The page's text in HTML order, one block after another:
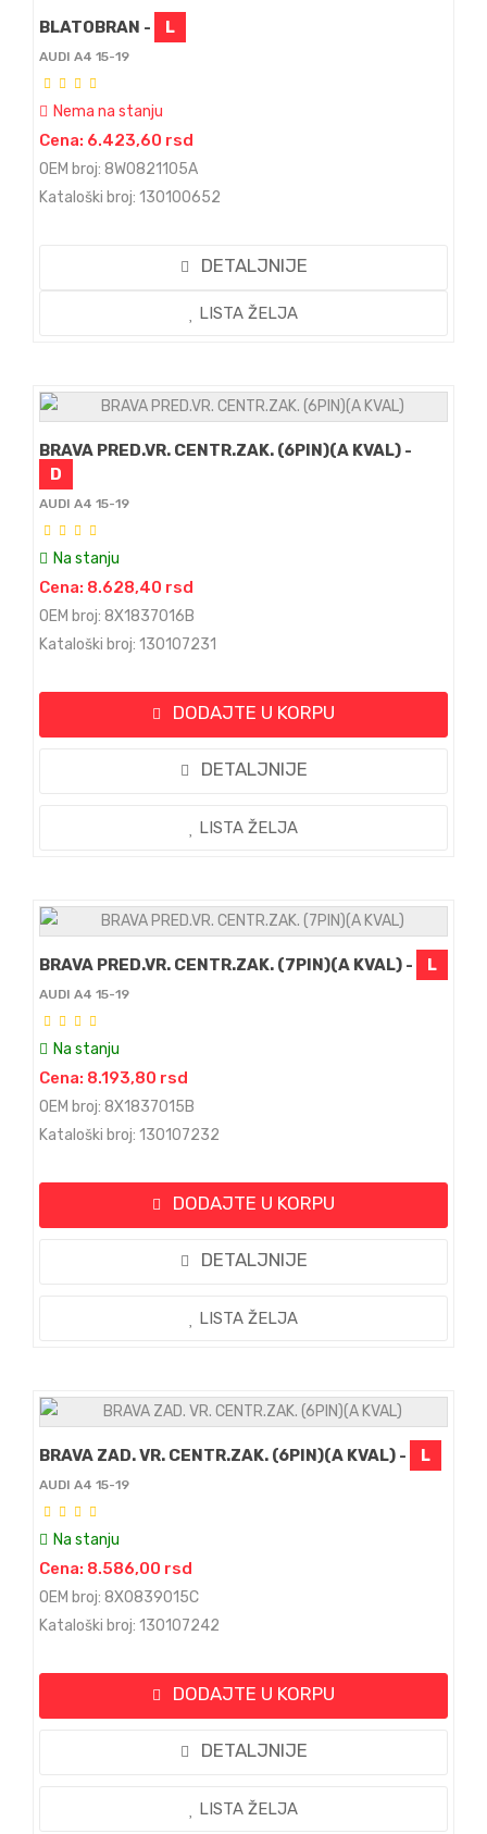
BLATOBRAN - L
AUDI A4 15-19
Nema na stanju
Cena: 6.423,60 rsd
OEM broj: 8W0821105A
Kataloški broj: 130100652
DETALJNIJE
LISTA ŽELJA
BRAVA PRED.VR. CENTR.ZAK. (6PIN)(A KVAL) -
D
AUDI A4 15-19
Na stanju
Cena: 8.628,40 rsd
OEM broj: 8X1837016B
Kataloški broj: 130107231
DODAJTE U KORPU
DETALJNIJE
LISTA ŽELJA
BRAVA PRED.VR. CENTR.ZAK. (7PIN)(A KVAL) - L
AUDI A4 15-19
Na stanju
Cena: 8.193,80 rsd
OEM broj: 8X1837015B
Kataloški broj: 130107232
DODAJTE U KORPU
DETALJNIJE
LISTA ŽELJA
BRAVA ZAD. VR. CENTR.ZAK. (6PIN)(A KVAL) - L
AUDI A4 15-19
Na stanju
Cena: 8.586,00 rsd
OEM broj: 8X0839015C
Kataloški broj: 130107242
DODAJTE U KORPU
DETALJNIJE
LISTA ŽELJA